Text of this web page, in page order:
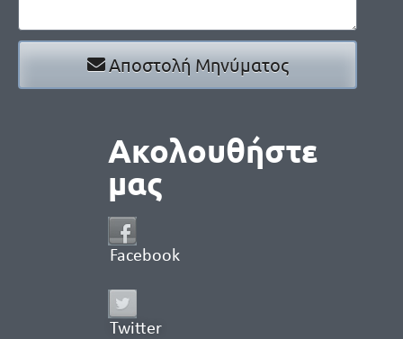
Αποστολή Μηνύματος
Ακολουθήστε
μας
Facebook
Twitter